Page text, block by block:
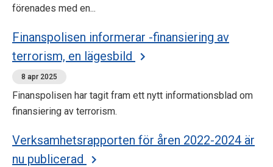
förenades med en...
Finanspolisen informerar -finansiering av
terrorism, en lägesbild
8 apr 2025
Finanspolisen har tagit fram ett nytt informationsblad om
finansiering av terrorism.
Verksamhetsrapporten för åren 2022-2024 är
nu publicerad